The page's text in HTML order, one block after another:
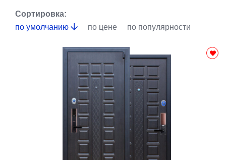
Сортировка:
по умолчанию
по цене по популярности